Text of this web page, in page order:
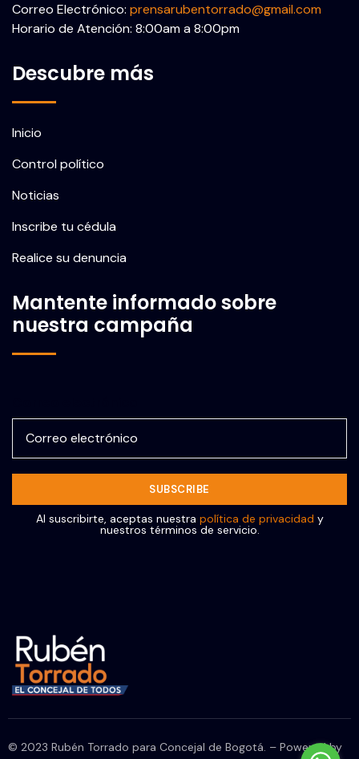
Correo Electrónico: prensarubentorrado@gmail.com
Horario de Atención: 8:00am a 8:00pm
Descubre más
Inicio
Control político
Noticias
Inscribe tu cédula
Realice su denuncia
Mantente informado sobre
nuestra campaña
Al suscribirte, aceptas nuestra política de privacidad y
nuestros términos de servicio.
© 2023 Rubén Torrado para Concejal de Bogotá. – Powered by